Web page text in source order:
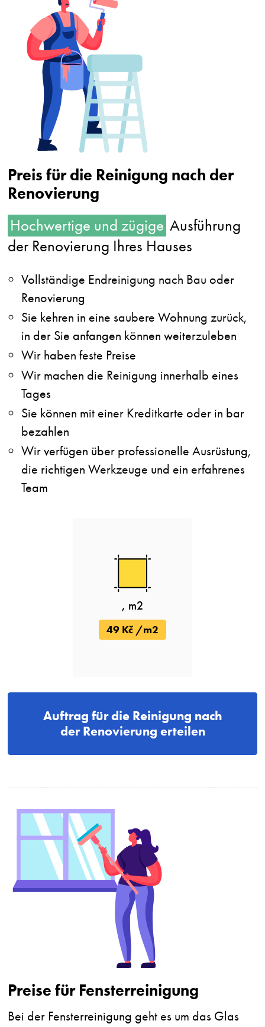
Preis für die Reinigung nach der
Renovierung
Hochwertige und zügige Ausführung
der Renovierung Ihres Hauses
Vollständige Endreinigung nach Bau oder
Renovierung
Sie kehren in eine saubere Wohnung zurück,
in der Sie anfangen können weiterzuleben
Wir haben feste Preise
Wir machen die Reinigung innerhalb eines
Tages
Sie können mit einer Kreditkarte oder in bar
bezahlen
Wir verfügen über professionelle Ausrüstung,
die richtigen Werkzeuge und ein erfahrenes
Team
, m2
49 Kč /m2
Auftrag für die Reinigung nach
der Renovierung erteilen
Preise für Fensterreinigung
Bei der Fensterreinigung geht es um das Glas